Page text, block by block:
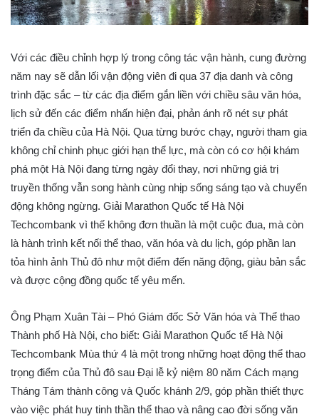
Với các điều chỉnh hợp lý trong công tác vận hành, cung đường
năm nay sẽ dẫn lối vận động viên đi qua 37 địa danh và công
trình đặc sắc – từ các địa điểm gắn liền với chiều sâu văn hóa,
lịch sử đến các điểm nhấn hiện đại, phản ánh rõ nét sự phát
triển đa chiều của Hà Nội. Qua từng bước chạy, người tham gia
không chỉ chinh phục giới hạn thể lực, mà còn có cơ hội khám
phá một Hà Nội đang từng ngày đổi thay, nơi những giá trị
truyền thống vẫn song hành cùng nhịp sống sáng tạo và chuyển
động không ngừng. Giải Marathon Quốc tế Hà Nội
Techcombank vì thế không đơn thuần là một cuộc đua, mà còn
là hành trình kết nối thể thao, văn hóa và du lịch, góp phần lan
tỏa hình ảnh Thủ đô như một điểm đến năng động, giàu bản sắc
và được cộng đồng quốc tế yêu mến.
Ông Phạm Xuân Tài – Phó Giám đốc Sở Văn hóa và Thể thao
Thành phố Hà Nội, cho biết: Giải Marathon Quốc tế Hà Nội
Techcombank Mùa thứ 4 là một trong những hoạt động thể thao
trọng điểm của Thủ đô sau Đại lễ kỷ niệm 80 năm Cách mạng
Tháng Tám thành công và Quốc khánh 2/9, góp phần thiết thực
vào việc phát huy tinh thần thể thao và nâng cao đời sống văn